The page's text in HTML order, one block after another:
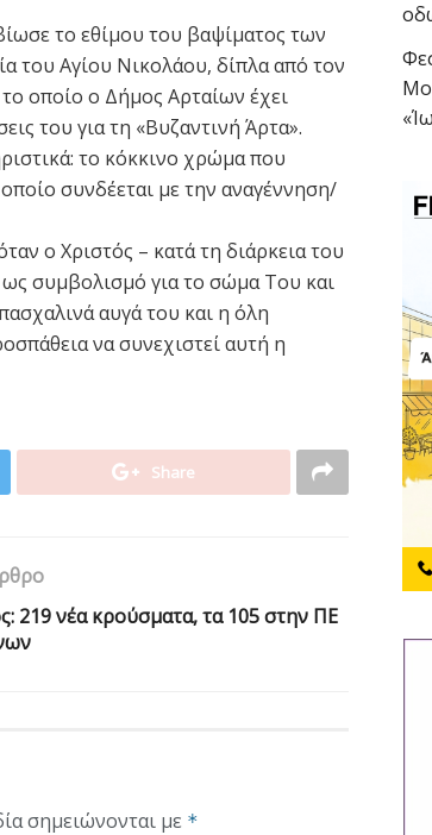
το εθίμου του βαψίματος των
του Αγίου Νικολάου, δίπλα από τον
οποίο ο Δήμος Αρταίων έχει
του για τη «Βυζαντινή Άρτα».
το κόκκινο χρώμα που
συνδέεται με την αναγέννηση/
ο Χριστός – κατά τη διάρκεια του
συμβολισμό για το σώμα Του και
αυγά του και η όλη
να συνεχιστεί αυτή η
Share
219 νέα κρούσματα, τα 105 στην ΠΕ
σημειώνονται με *